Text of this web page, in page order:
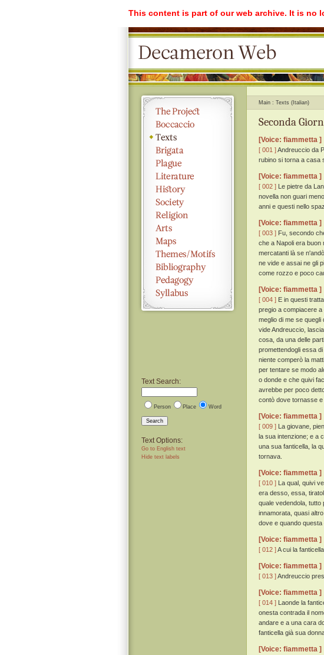
This content is part of our web archive. It is no
Text Search:
Person Place Word
Search
Text Options:
Go to English text
Hide text labels
Main Texts (Italian)
Seconda
[Voice: fiammetta ]
[ 001 ]Andreuccio da
rubino si torna a casa
[Voice: fiammetta ]
[ 002 ] Le pietre da
novella non guari
anni e questi nello
[Voice: fiammetta ]
[ 003 ] Fu, secondo
che a Napoli era buon
mercatanti là se
ne vide e assai ne gli
come rozzo e poco
[Voice: fiammetta ]
[ 004 ] E in questi
pregio a compiacere
meglio di me se quegli
vide Andreuccio,
cosa, da una delle
promettendogli essa
niente comperò la
per tentare se modo
o donde e che quivi
avrebbe per poco
contò dove tornasse
[Voice: fiammetta ]
[ 009 ] La giovane,
la sua intenzione; e a
una sua fanticella, la
tornava.
[Voice: fiammetta ]
[ 010 ] La qual, quivi
era desso, essa,
quale vedendola,
innamorata, quasi
dove e quando questa
[Voice: fiammetta ]
[ 012 ]A cui la
[Voice: fiammetta ]
[ 013 ]Andreuccio
[Voice: fiammetta ]
[ 014 ] Laonde la
onesta contrada il
andare e a una cara
fanticella già sua
[Voice: fiammetta ]